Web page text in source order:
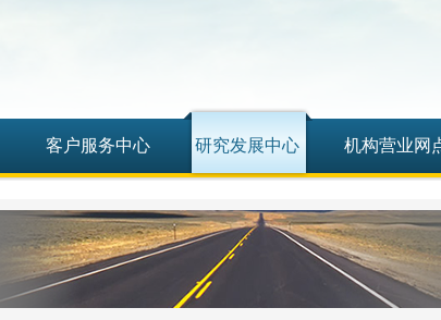
客户服务中心 研究发展中心 机构营业网